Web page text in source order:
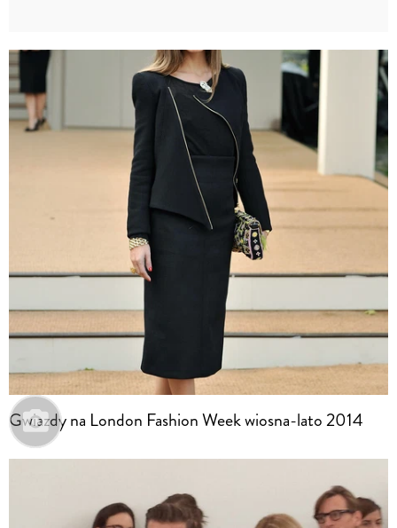
Gwiazdy na London Fashion Week wiosna-lato 2014